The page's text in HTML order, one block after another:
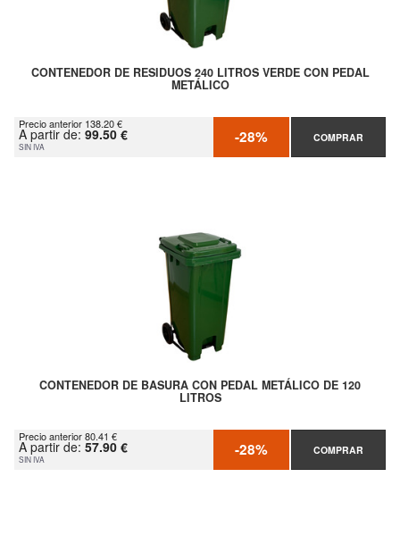
CONTENEDOR DE RESIDUOS 240 LITROS VERDE CON PEDAL
METÁLICO
Precio anterior 138.20 €
A partir de: 99.50 €
SIN IVA -28% COMPRAR
CONTENEDOR DE BASURA CON PEDAL METÁLICO DE 120
LITROS
Precio anterior 80.41 €
A partir de: 57.90 €
SIN IVA -28% COMPRAR